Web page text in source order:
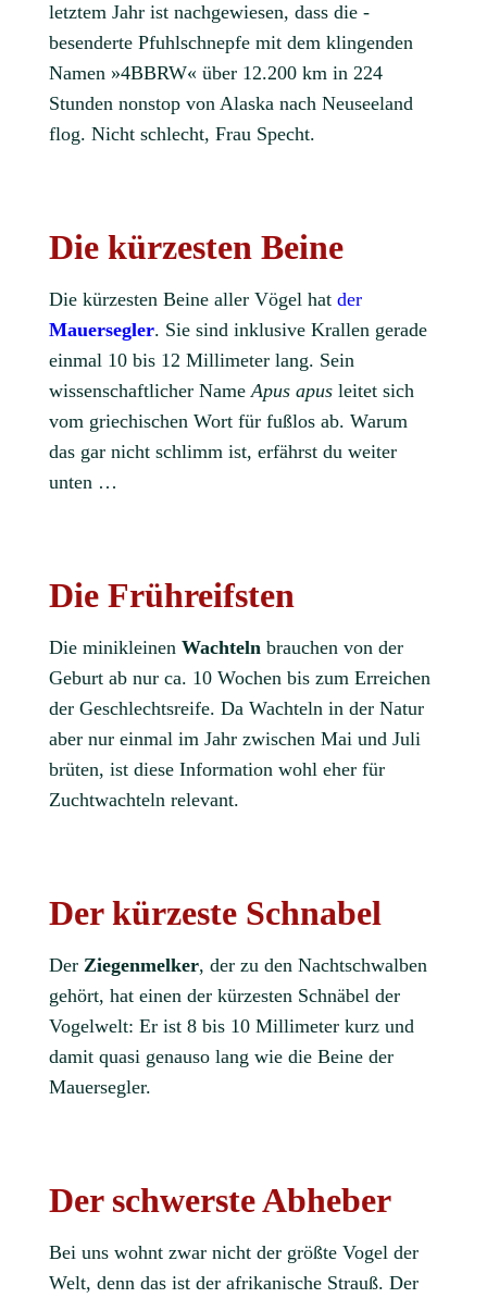
letztem Jahr ist nachgewiesen, dass die ­
besenderte Pfuhlschnepfe mit dem klingenden
Namen »4BBRW« über 12.200 km in 224
Stunden nonstop von Alaska nach ­Neuseeland
flog. Nicht schlecht, Frau Specht.
Die kürzesten Beine
Die kürzesten Beine aller Vögel hat der
Mauersegler. Sie sind inklusive Krallen gerade
einmal 10 bis 12 Millimeter lang. Sein
wissenschaftlicher NameApus apus leitet sich
vom griechischen Wort für fußlos ab. Warum
das gar nicht schlimm ist, erfährst du weiter
unten …
Die Frühreifsten
Die minikleinen Wachteln brauchen von der
Geburt ab nur ca. 10 Wochen bis zum Erreichen
der Geschlechtsreife. Da Wachteln in der Natur
aber nur einmal im Jahr zwischen Mai und Juli
brüten, ist diese Information wohl eher für
Zuchtwachteln relevant.
Der kürzeste Schnabel
Der Ziegenmelker, der zu den Nachtschwalben
gehört, hat einen der kürzesten Schnäbel der
Vogelwelt: Er ist 8 bis 10 Millimeter kurz und
damit quasi genauso lang wie die Beine der
Mauersegler.
Der schwerste Abheber
Bei uns wohnt zwar nicht der größte Vogel der
Welt, denn das ist der afrikanische Strauß. Der